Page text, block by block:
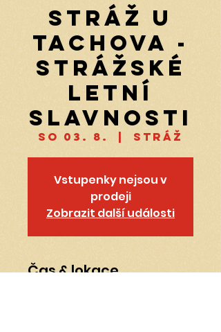
Stráž u
Tachova -
Strážské
letní
slavnosti
so 03. 8. Stráž
Vstupenky nejsou v
prodeji
Zobrazit další události
Čas & lokace